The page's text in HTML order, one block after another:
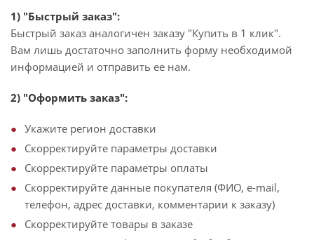
1) "Быстрый заказ":
Быстрый заказ аналогичен заказу "Купить в 1 клик".
Вам лишь достаточно заполнить форму необходимой
информацией и отправить ее нам.
2) "Оформить заказ":
Укажите регион доставки
Скорректируйте параметры доставки
Скорректируйте параметры оплаты
Скорректируйте данные покупателя (ФИО, e-mail,
телефон, адрес доставки, комментарии к заказу)
Скорректируйте товары в заказе